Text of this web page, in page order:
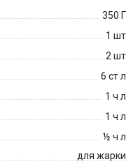
350 Г
1 шт
2 шт
6 ст л
1 ч л
1 ч л
½ ч л
для жарки